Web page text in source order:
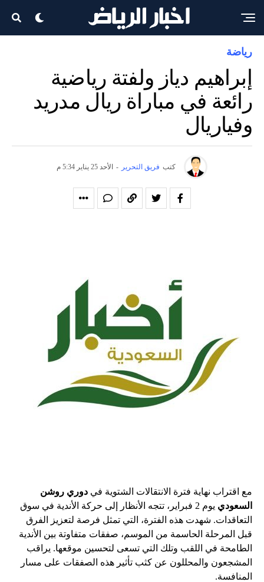
رياضة
إبراهيم دياز ولفتة رياضية
رائعة في مباراة ريال مدريد
وفياريال
كتب فريق التحرير - الأحد 25 يناير 5:34 م
مع اقتراب نهاية فترة الانتقالات الشتوية في دوري روشن
السعودي
يوم 2 فبراير، تتجه الأنظار إلى حركة الأندية في سوق
التعاقدات. شهدت هذه الفترة، التي تمثل فرصة لتعزيز الفرق
قبل المرحلة الحاسمة من الموسم، صفقات متفاوتة بين الأندية
الطامحة في اللقب وتلك التي تسعى لتحسين موقعها. يراقب
المشجعون والمحللون عن كثب تأثير هذه الصفقات على مسار
المنافسة.